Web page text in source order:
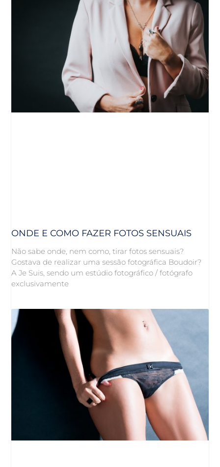
ONDE E COMO FAZER FOTOS SENSUAIS
Não sabe onde, nem como, tirar fotos sensuais?
Gostava de realizar uma sessão fotográfica Boudoir?
A Je Suis, sendo um estúdio fotográfico / fotógrafo
exclusivamente